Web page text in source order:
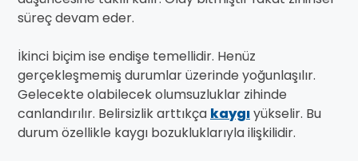
süreç devam eder.
İkinci biçim ise endişe temellidir. Henüz
gerçekleşmemiş durumlar üzerinde yoğunlaşılır.
Gelecekte olabilecek olumsuzluklar zihinde
canlandırılır. Belirsizlik arttıkça kaygıyükselir. Bu
durum özellikle kaygı bozukluklarıyla ilişkilidir.